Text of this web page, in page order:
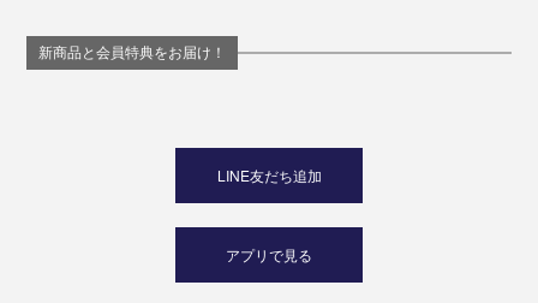
新商品と会員特典をお届け！
LINE友だち追加
アプリで見る